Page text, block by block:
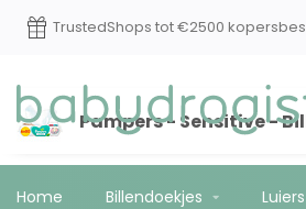
Op werkdagen voor 15:00 besteld?
verzonden!*
Home Billendoekjes Luiers
Pampers - Sensitive -